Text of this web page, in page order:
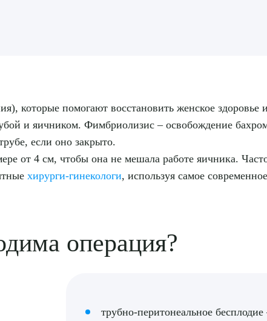
которые помогают восстановить женское здоровье
и яичником. Фимбриолизис – освобождение
если оно закрыто.
от 4 см, чтобы она не мешала работе яичника.
хирурги-гинекологи, используя самое
операция?
трубно-перитонеальное